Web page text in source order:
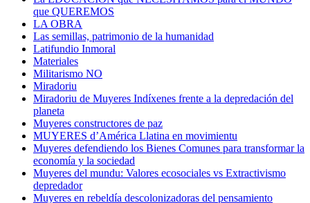
que QUEREMOS
LA OBRA
Las semillas, patrimonio de la humanidad
Latifundio Inmoral
Materiales
Militarismo NO
Miradoriu
Miradoriu de Muyeres Indíxenes frente a la depredación del
planeta
Muyeres constructores de paz
MUYERES d’América Llatina en movimientu
Muyeres defendiendo los Bienes Comunes para transformar la
economía y la sociedad
Muyeres del mundu: Valores ecosociales vs Extractivismo
depredador
Muyeres en rebeldía descolonizadoras del pensamiento